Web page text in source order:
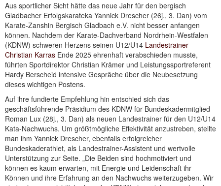
Aus sportlicher Sicht hätte das neue Jahr für den bergisch
Gladbacher Erfolgskarateka Yannick Drescher (26j., 3. Dan) vom
Karate-Zanshin Bergisch Gladbach e.V. nicht besser anfangen
können. Nachdem der Karate-Dachverband Nordrhein-Westfalen
(KDNW) schweren Herzens seinen U12/U14 Landestrainer
Christian Karras Ende 2025 ehrenhaft verabschieden musste,
führten Sportdirektor Christian Krämer und Leistungssportreferent
Hardy Berscheid intensive Gespräche über die Neubesetzung
dieses wichtigen Postens.
Auf ihre fundierte Empfehlung hin entschied sich das
geschäftsführende Präsidium des KDNW für Bundeskadermitglied
Roman Lux (28j., 3. Dan) als neuen Landestrainer für den U12/U14
Kata-Nachwuchs. Um größtmögliche Effektivität anzustreben, stellte
man ihm Yannick Drescher, ebenfalls erfolgreicher
Bundeskaderathlet, als Landestrainer-Assistent und wertvolle
Unterstützung zur Seite. „Die Beiden sind hochmotiviert und
können es kaum erwarten, mit Energie und Leidenschaft ihr
Können und ihre Erfahrung an den Nachwuchs weiterzugeben. Wir